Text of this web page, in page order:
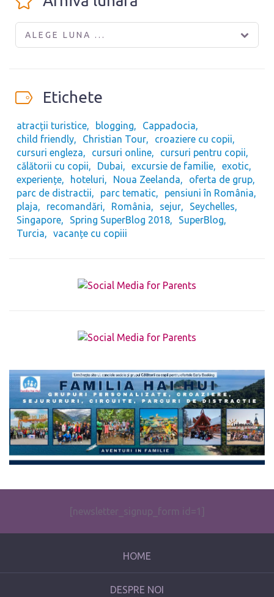
ALEGE LUNA ...
Etichete
atracții turistice blogging
Cappadocia
child friendly
Christian Tour
croaziere cu copii
cursuri engleza
cursuri online
cursuri pentru copii
călătorii cu copii
Dubai excursie de familie
exotic
experiențe
hoteluri Noua Zeelanda
oferta de grup
parc de distractii
parc tematic
pensiuni în România
plaja
recomandări România sejur
Seychelles
Singapore
Spring SuperBlog 2018
SuperBlog
Turcia
vacanțe cu copiii
The form you have selected does not exist.
[newsletter_signup_form id=1]
HOME
DESPRE NOI